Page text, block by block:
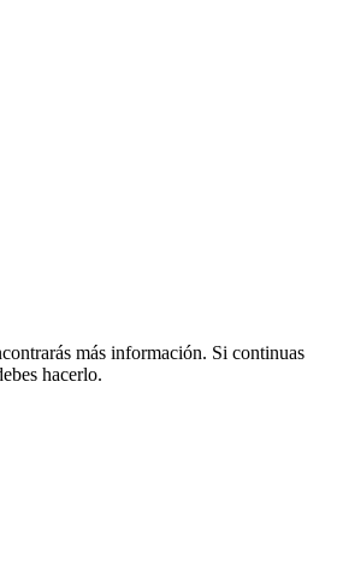
más información. Si continuas
hacerlo.